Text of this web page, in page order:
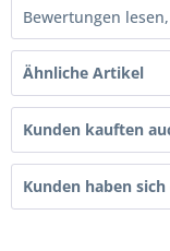
Bewertungen
Ähnliche Artikel
Kunden kauften
Kunden haben